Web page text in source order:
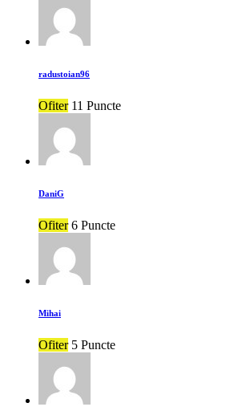
radustoian96
Ofiter 11 Puncte
DaniG
Ofiter 6 Puncte
Mihai
Ofiter 5 Puncte